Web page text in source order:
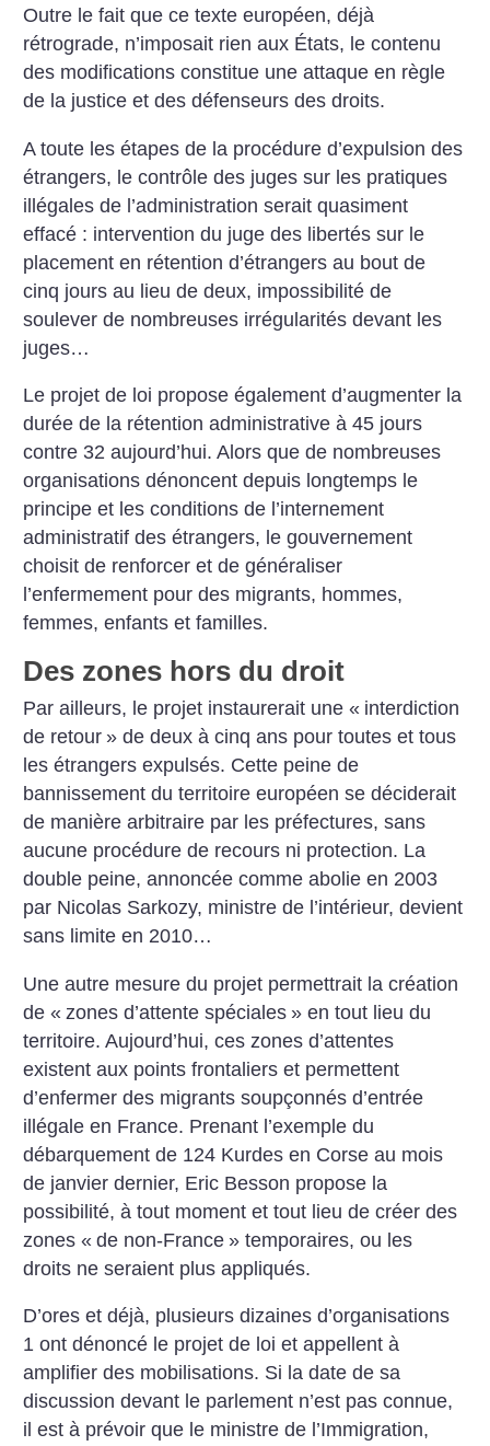
Outre le fait que ce texte européen, déjà
rétrograde, n’imposait rien aux États, le contenu
des modifications constitue une attaque en règle
de la justice et des défenseurs des droits.
A toute les étapes de la procédure d’expulsion des
étrangers, le contrôle des juges sur les pratiques
illégales de l’administration serait quasiment
effacé : intervention du juge des libertés sur le
placement en rétention d’étrangers au bout de
cinq jours au lieu de deux, impossibilité de
soulever de nombreuses irrégularités devant les
juges…
Le projet de loi propose également d’augmenter la
durée de la rétention administrative à 45 jours
contre 32 aujourd’hui. Alors que de nombreuses
organisations dénoncent depuis longtemps le
principe et les conditions de l’internement
administratif des étrangers, le gouvernement
choisit de renforcer et de généraliser
l’enfermement pour des migrants, hommes,
femmes, enfants et familles.
Des zones hors du droit
Par ailleurs, le projet instaurerait une « interdiction
de retour » de deux à cinq ans pour toutes et tous
les étrangers expulsés. Cette peine de
bannissement du territoire européen se déciderait
de manière arbitraire par les préfectures, sans
aucune procédure de recours ni protection. La
double peine, annoncée comme abolie en 2003
par Nicolas Sarkozy, ministre de l’intérieur, devient
sans limite en 2010…
Une autre mesure du projet permettrait la création
de « zones d’attente spéciales » en tout lieu du
territoire. Aujourd’hui, ces zones d’attentes
existent aux points frontaliers et permettent
d’enfermer des migrants soupçonnés d’entrée
illégale en France. Prenant l’exemple du
débarquement de 124 Kurdes en Corse au mois
de janvier dernier, Eric Besson propose la
possibilité, à tout moment et tout lieu de créer des
zones « de non-France » temporaires, ou les
droits ne seraient plus appliqués.
D’ores et déjà, plusieurs dizaines d’organisations
1 ont dénoncé le projet de loi et appellent à
amplifier des mobilisations. Si la date de sa
discussion devant le parlement n’est pas connue,
il est à prévoir que le ministre de l’Immigration,